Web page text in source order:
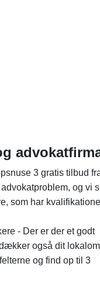
3 gratis tilbud
og vi
som har
- Der er der et godt
også dit
og find op til 3